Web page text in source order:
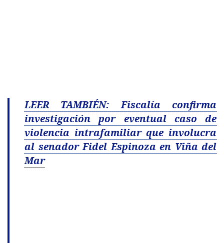
LEER TAMBIÉN: Fiscalía confirma
investigación por eventual caso de
violencia intrafamiliar que involucra
al senador Fidel Espinoza en Viña del
Mar